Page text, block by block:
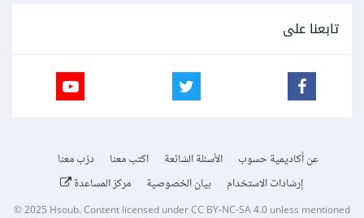
تابعنا على
عن أكاديمية حسوب الأسئلة الشائعة اكتب معنا
درّب معنا
إرشادات الاستخدام
بيان الخصوصية مركز المساعدة
© 2025Hsoub.Content licensed underCC BY-NC-SA 4.0unless mentioned